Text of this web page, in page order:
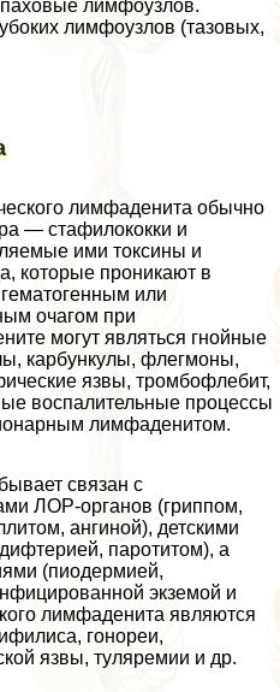
лимфоузлов.
лимфоузлов (тазовых,
лимфаденита обычно
— стафилококки и
ими токсины и
которые проникают в
или
очагом при
могут являться гнойные
карбункулы, флегмоны,
язвы, тромбофлебит,
воспалительные процессы
лимфаденитом.
связан с
ЛОР-органов (гриппом,
ангиной), детскими
паротитом), а
(пиодермией,
экземой и
лимфаденита являются
гонореи,
язвы, туляремии и др.